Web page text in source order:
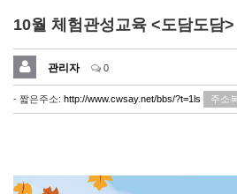
10월 체험관성교육 <도담도담>
관리자 0
- 짧은주소: http://www.cwsay.net/bbs/?t=1ls 주소